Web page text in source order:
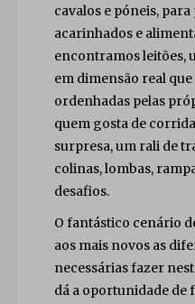
cavalos e póneis,
acarinhados e
encontramos leitões,
em dimensão real
ordenhadas pelas
quem gosta de
surpresa, um rali de
colinas, lombas,
desafios.
O fantástico cenário
aos mais novos as
necessárias fazer
dá a oportunidade de